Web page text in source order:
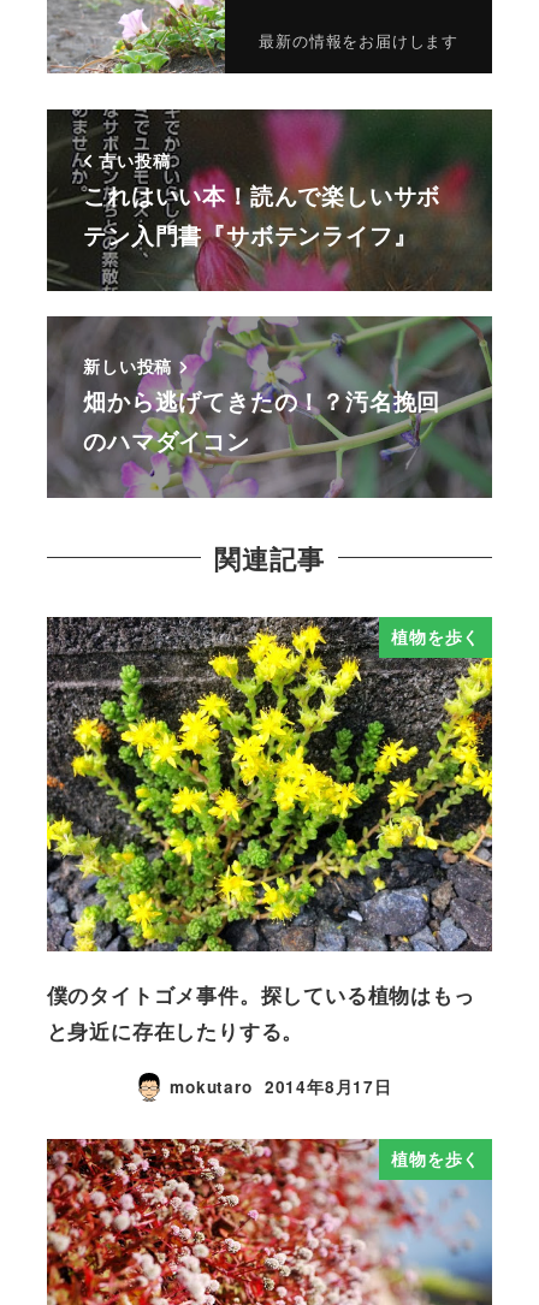
最新の情報をお届けします
古い投稿
これはいい本！読んで楽しいサボ
テン入門書『サボテンライフ』
新しい投稿
畑から逃げてきたの！？汚名挽回
のハマダイコン
関連記事
植物を歩く
僕のタイトゴメ事件。探している植物はもっ
と身近に存在したりする。
mokutaro 2014年8月17日
植物を歩く